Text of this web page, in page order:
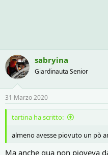
sabryina
Giardinauta Senior
31 Marzo 2020
tartina ha scritto:
almeno avesse piovuto un pò
Ma anche qua non pioveva